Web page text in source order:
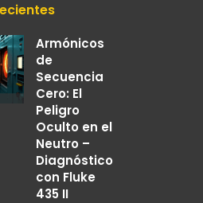
Armónicos
de
Secuencia
Cero: El
Peligro
Oculto en el
Neutro –
Diagnóstico
con Fluke
435 II